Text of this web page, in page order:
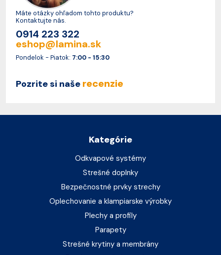
Máte otázky ohľadom tohto produktu?
Kontaktujte nás.
0914 223 322
eshop@lamina.sk
Pondelok - Piatok: 7:00 - 15:30
Pozrite si naše recenzie
Kategórie
Odkvapové systémy
Strešné doplnky
Bezpečnostné prvky strechy
Oplechovanie a klampiarske výrobky
Plechy a profily
Parapety
Strešné krytiny a membrány